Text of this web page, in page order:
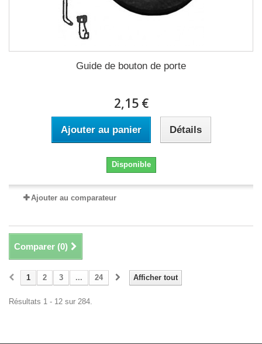
Guide de bouton de porte
2,15 €
Ajouter au panier Détails
Disponible
Ajouter au comparateur
Comparer (0)
Afficher tout
1 2 3 ... 24
Résultats 1 - 12 sur 284.